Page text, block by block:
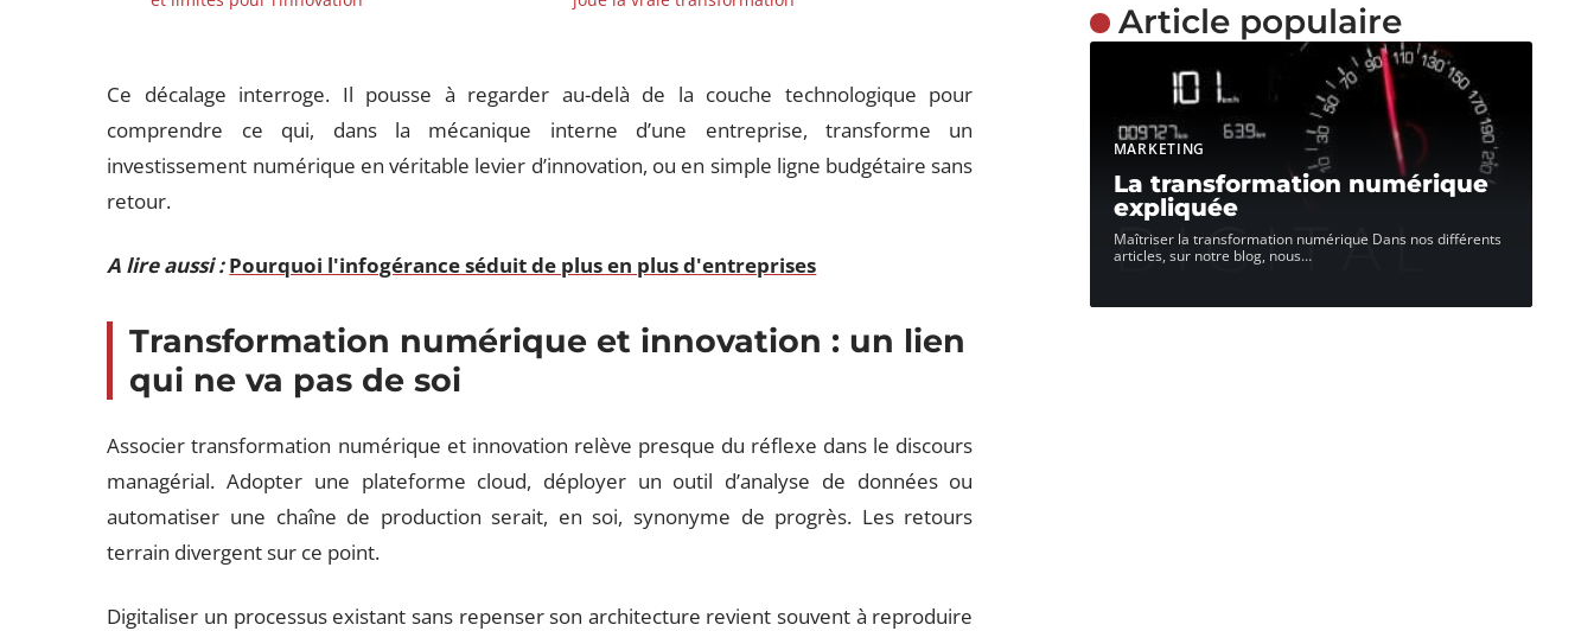
Ce décalage interroge. Il pousse à regarder au-delà de la couche technologique pour
comprendre ce qui, dans la mécanique interne d’une entreprise, transforme un
investissement numérique en véritable levier d’innovation, ou en simple ligne budgétaire sans
retour.
A lire aussi : Pourquoi l'infogérance séduit de plus en plus d'entreprises
Transformation numérique et innovation : un lien
qui ne va pas de soi
Associer transformation numérique et innovation relève presque du réflexe dans le discours
managérial. Adopter une plateforme cloud, déployer un outil d’analyse de données ou
automatiser une chaîne de production serait, en soi, synonyme de progrès. Les retours
terrain divergent sur ce point.
Digitaliser un processus existant sans repenser son architecture revient souvent à reproduire
Article populaire
MARKETING
La transformation numérique
expliquée
Maîtriser la transformation numérique Dans nos différents
articles, sur notre blog, nous…